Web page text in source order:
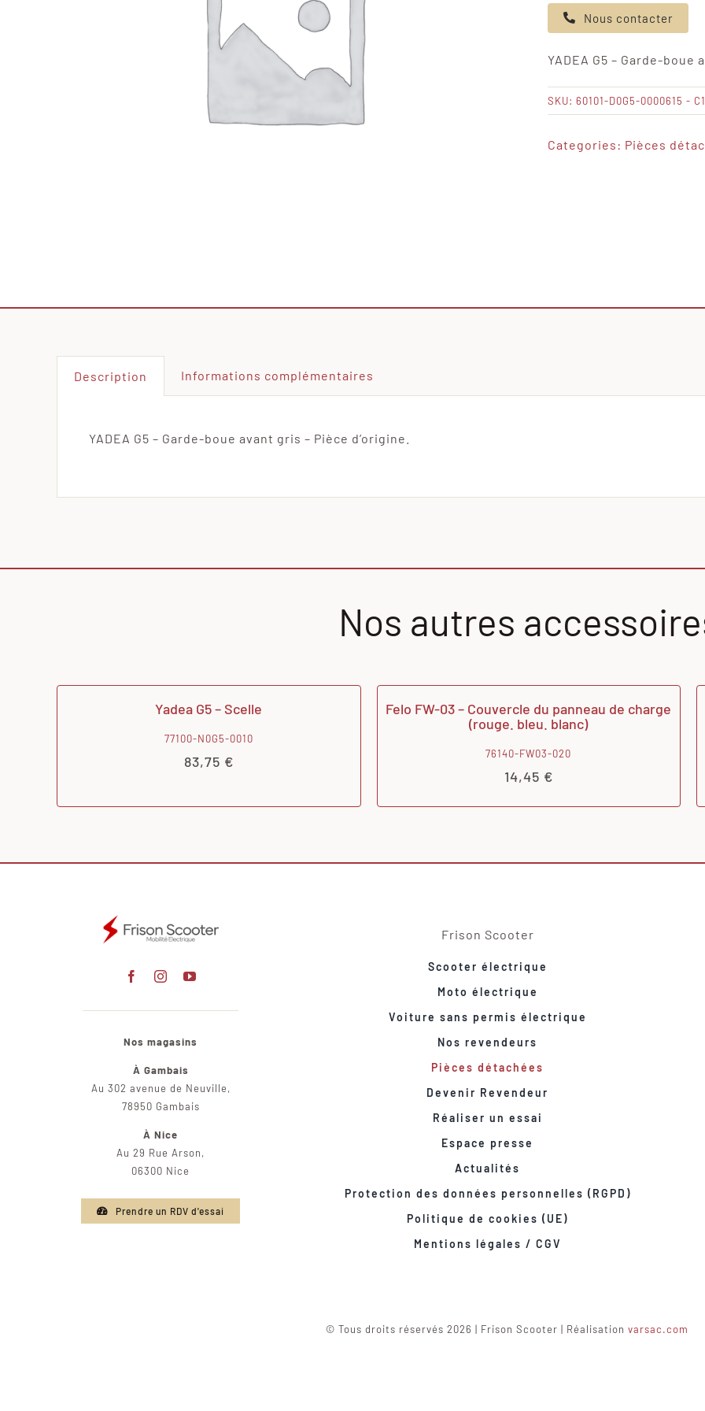
YADEA
-
Garde-
boue
Nous contacter
YADEA G5 – Garde-boue
SKU: 60101-D0G5-0000615 -
Categories: Pièces
Description Informations complémentaires
YADEA G5 – Garde-boue avant gris – Pièce d’origine.
Nos autres
Yadea G5 – Scelle
77100-N0G5-0010
83,75 €
Felo FW-03 – Couvercle du panneau de charge
(rouge. bleu. blanc)
76140-FW03-020
14,45 €
Nos magasins
À Gambais
Au 302 avenue de Neuville,
78950 Gambais
À Nice
Au 29 Rue Arson,
06300 Nice
Prendre un RDV d'essai
Frison Scooter
Scooter électrique
Moto électrique
Voiture sans permis électrique
Nos revendeurs
Pièces détachées
Devenir Revendeur
Réaliser un essai
Espace presse
Actualités
Protection des données personnelles (RGPD)
Politique de cookies (UE)
Mentions légales / CGV
© Tous droits réservés 2026 | Frison Scooter | Réalisation varsac.com